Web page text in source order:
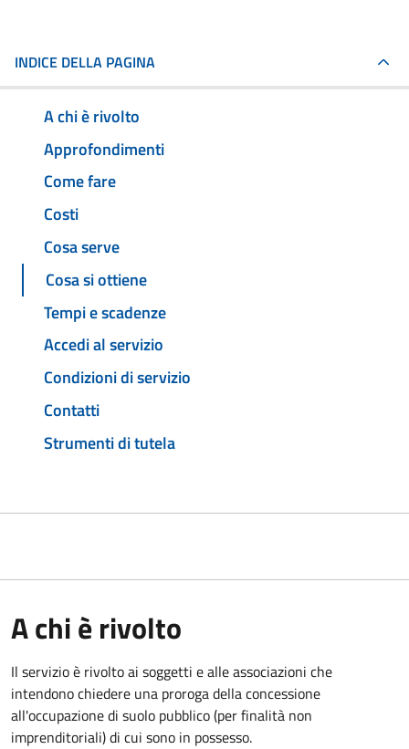
INDICE DELLA PAGINA
A chi è rivolto
Approfondimenti
Come fare
Costi
Cosa serve
Cosa si ottiene
Tempi e scadenze
Accedi al servizio
Condizioni di servizio
Contatti
Strumenti di tutela
A chi è rivolto
Il servizio è rivolto ai soggetti e alle associazioni che
intendono chiedere una proroga della concessione
all'occupazione di suolo pubblico (per finalità non
imprenditoriali) di cui sono in possesso.